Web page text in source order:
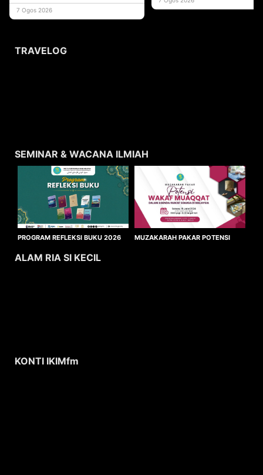
usaha
7 Ogos 2026
TRAVELOG
SEMINAR & WACANA ILMIAH
PROGRAM REFLEKSI BUKU 2026
MUZAKARAH PAKAR POTENSI
ALAM RIA SI KECIL
KONTI IKIMfm